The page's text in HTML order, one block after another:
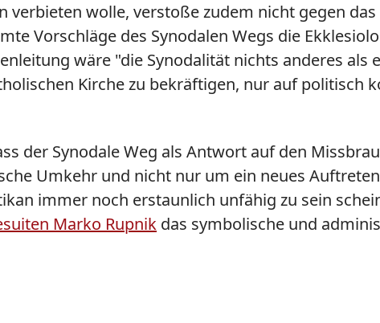
verbieten wolle, verstoße zudem nicht gegen
Vorschläge des Synodalen Wegs die
wäre "die Synodalität nichts anderes als
Kirche zu bekräftigen, nur auf politisch
der Synodale Weg als Antwort auf den
Umkehr und nicht nur um ein neues
immer noch erstaunlich unfähig zu sein
Marko Rupnik das symbolische und